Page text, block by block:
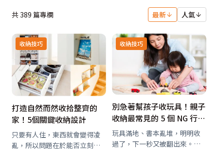
共389 篇專欄 最新 人氣
收納技巧
打造自然而然收拾整齊的
家！5個關鍵收納設計
只要有人住，東西就會變得凌
亂，所以問題在於能否立刻還
收納技巧
別急著幫孩子收玩具！親子
收納最常見的 5 個 NG 行為
與破解法
玩具滿地、書本亂堆，明明收
過了，下一秒又被翻出來。家